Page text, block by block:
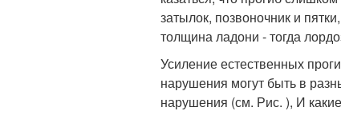
затылок, позвоночник и
толщина ладони - тогда
Усиление естественных
нарушения могут быть в
нарушения (см. Рис. ), И